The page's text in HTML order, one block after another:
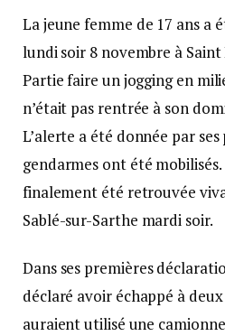
La jeune femme de 17 ans a
lundi soir 8 novembre à
Partie faire un jogging en
n’était pas rentrée à son
L’alerte a été donnée par ses
gendarmes ont été
finalement été retrouvée
Sablé-sur-Sarthe mardi soir.
Dans ses premières
déclaré avoir échappé à
auraient utilisé une